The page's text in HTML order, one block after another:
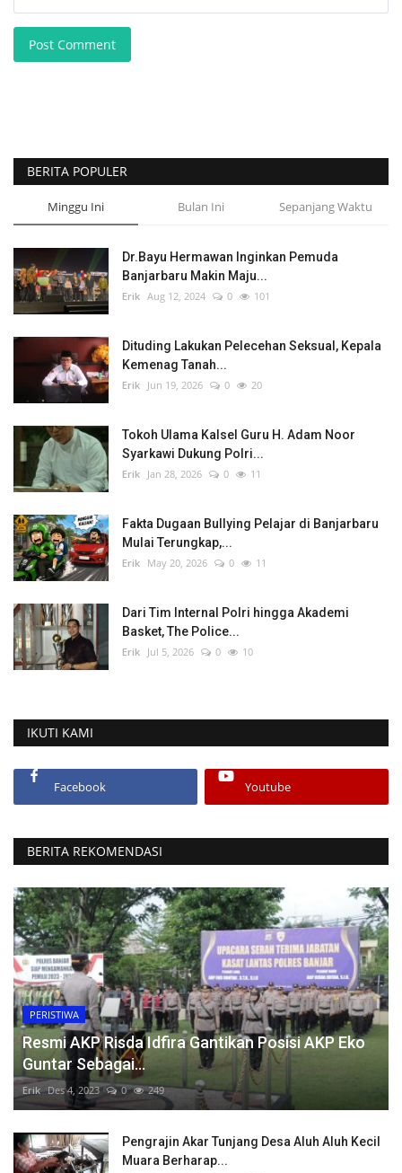
Post Comment
BERITA POPULER
Minggu Ini Bulan Ini Sepanjang Waktu
Dr.Bayu Hermawan Inginkan Pemuda
Banjarbaru Makin Maju...
Erik Aug 12, 2024 0 101
Dituding Lakukan Pelecehan Seksual, Kepala
Kemenag Tanah...
Erik Jun 19, 2026 0 20
Tokoh Ulama Kalsel Guru H. Adam Noor
Syarkawi Dukung Polri...
Erik Jan 28, 2026 0 11
Fakta Dugaan Bullying Pelajar di Banjarbaru
Mulai Terungkap,...
Erik May 20, 2026 0 11
Dari Tim Internal Polri hingga Akademi
Basket, The Police...
Erik Jul 5, 2026 0 10
IKUTI KAMI
Facebook Youtube
BERITA REKOMENDASI
PERISTIWA
Resmi AKP Risda Idfira Gantikan Posisi AKP Eko
Guntar Sebagai...
Erik Des 4, 2023 0 249
Pengrajin Akar Tunjang Desa Aluh Aluh Kecil
Muara Berharap...